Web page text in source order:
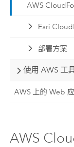
AWS
Esri
部署方案
使用 AWS 工
AWS 上的 Web
AWS